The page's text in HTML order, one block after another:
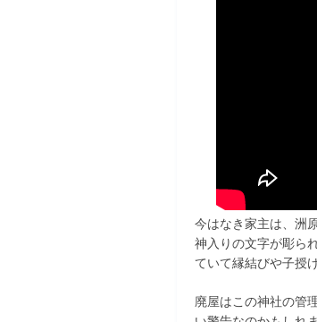
今はなき家主は、洲
神入りの文字が彫ら
ていて縁結びや子授
廃屋はこの神社の管